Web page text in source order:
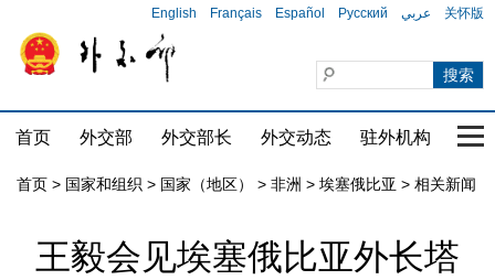
English Français Español Русский عربي 关怀版
首页 外交部 外交部长 外交动态 驻外机构 国
首页 > 国家和组织 > 国家（地区） > 非洲 > 埃塞俄比亚 > 相关新闻
王毅会见埃塞俄比亚外长塔